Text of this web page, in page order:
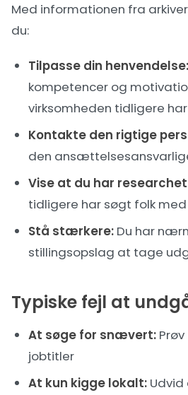
Med informationen fra
du:
Tilpasse din henvendelse:
kompetencer og
virksomheden tidligere
Kontakte den rigtige
den
Vise at du har
tidligere har søgt folk
Stå stærkere: Du har
stillingsopslag at tage
Typiske fejl at
At søge for snævert:
jobtitler
At kun kigge lokalt: